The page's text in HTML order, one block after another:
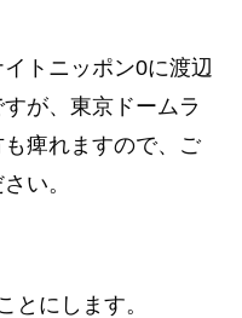
トニッポン0に渡辺
が、東京ドームラ
痺れますので、ご
い。
とにします。